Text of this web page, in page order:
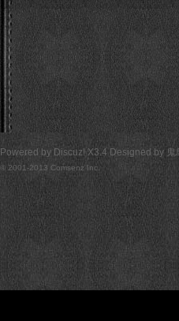
Powered by Discuz! X3.4 Designed by 鬼
© 2001-2013 Comsenz Inc.